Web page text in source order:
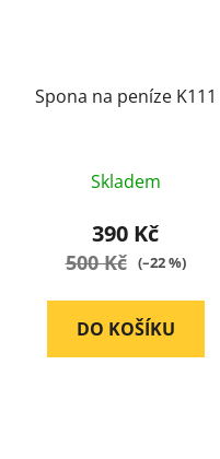
Spona na peníze K111
hodnocení
produktu
je
5
Skladem
390 Kč
500 Kč (–22 %)
DO KOŠÍKU